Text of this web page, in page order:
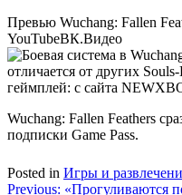
Превью Wuchang: Fallen
YouTubeВК.Видео
Wuchang: Fallen Feathers
подписки Game Pass.
Posted in Игры и
Previous: «Прогуливаются